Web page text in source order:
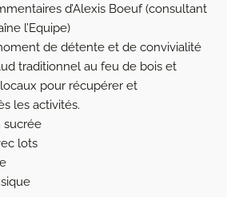
d’Alexis Boeuf (consultant
l’Equipe)
de détente et de convivialité
traditionnel au feu de bois et
pour récupérer et
les activités.
sucrée
lots